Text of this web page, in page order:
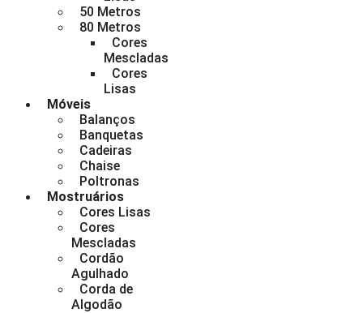
50 Metros
80 Metros
Cores
Mescladas
Cores
Lisas
Móveis
Balanços
Banquetas
Cadeiras
Chaise
Poltronas
Mostruários
Cores Lisas
Cores
Mescladas
Cordão
Agulhado
Corda de
Algodão